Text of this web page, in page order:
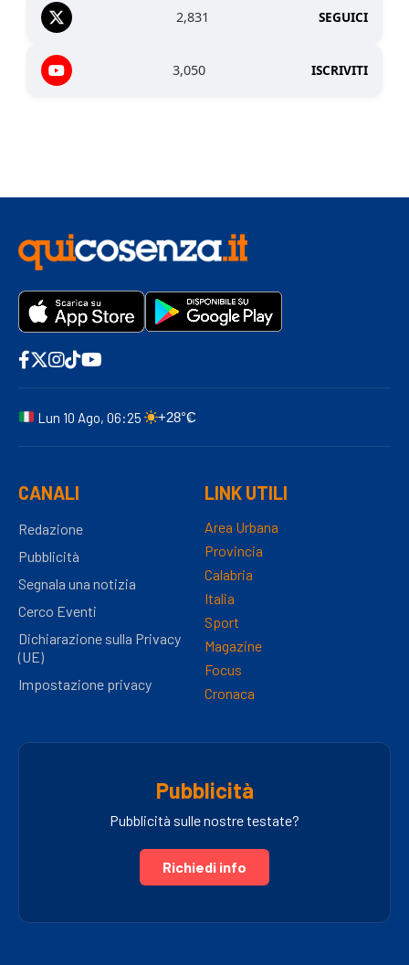
2,831 SEGUICI
3,050 ISCRIVITI
Lun 10 Ago, 06:25 +28°C
CANALI
Redazione
Pubblicità
Segnala una notizia
Cerco Eventi
Dichiarazione sulla Privacy
(UE)
Impostazione privacy
LINK UTILI
Area Urbana
Provincia
Calabria
Italia
Sport
Magazine
Focus
Cronaca
Pubblicità
Pubblicità sulle nostre testate?
Richiedi info